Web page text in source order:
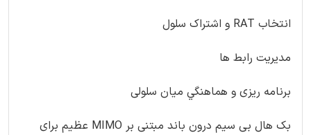
انتخاب RAT و اشتراک سلول
مديريت رابط ها
برنامه ريزی و هماهنگي ميان سلولی
بک هال بی سيم درون باند مبتنی بر MIMO عظيم برای